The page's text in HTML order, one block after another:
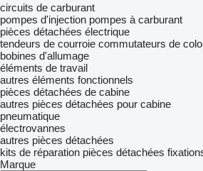
circuits de carburant
pompes d'injection pompes à carburant
pièces détachées électrique
tendeurs de courroie commutateurs de
bobines d'allumage
éléments de travail
autres éléments fonctionnels
pièces détachées de cabine
autres pièces détachées pour cabine
pneumatique
électrovannes
autres pièces détachées
kits de réparation pièces détachées
Marque